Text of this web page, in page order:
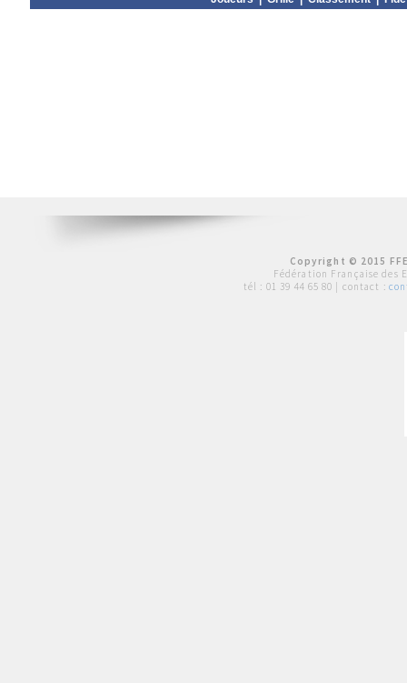
Copyright © 2015
Fédération Française des
tél : 01 39 44 65 80 | contact :